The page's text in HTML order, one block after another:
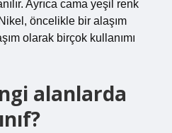
Ayrıca cama yeşil renk
öncelikle bir alaşım
olarak birçok kullanımı
alanlarda